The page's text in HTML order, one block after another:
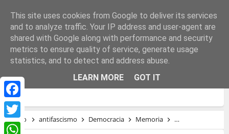
Facebook
Twitter
MEMORIA DEMOCRÁTICA PARA UNA
DEMOCRACIA EN PELIGRO
Inicio antifascismo Democracia Memoria Revisionismo
This site uses cookies from Google to deliver its services
and to analyze traffic. Your IP address and user-agent are
shared with Google along with performance and security
metrics to ensure quality of service, generate usage
statistics, and to detect and address abuse.
LEARN MORE
GOT IT